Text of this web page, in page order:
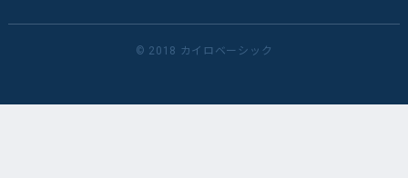
© 2018 カイロベーシック